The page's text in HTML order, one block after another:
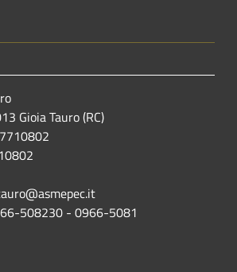
Gioia Tauro (RC)
508230 - 0966-5081